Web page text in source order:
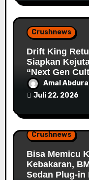
Crushnews
Drift King
Siapkan
“Next Gen
Amal
Juli 22, 2026
Crushnews
Bisa Memicu
Kebakaran,
Sedan Plug-